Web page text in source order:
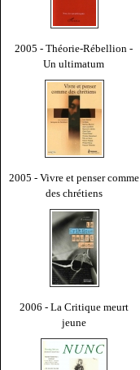
2005 - Théorie-Rébellion -
Un ultimatum
2005 - Vivre et penser comme
des chrétiens
2006 - La Critique meurt
jeune